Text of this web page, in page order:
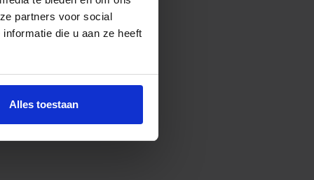
partners voor social
die u aan ze heeft
Alles toestaan